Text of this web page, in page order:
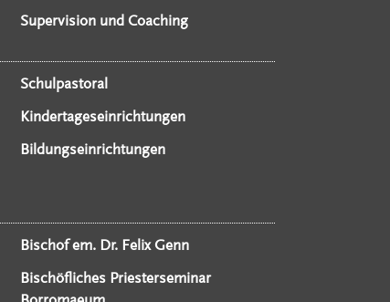
Supervision und Coaching
Schulpastoral
Kindertageseinrichtungen
Bildungseinrichtungen
Bischof em. Dr. Felix Genn
Bischöfliches Priesterseminar